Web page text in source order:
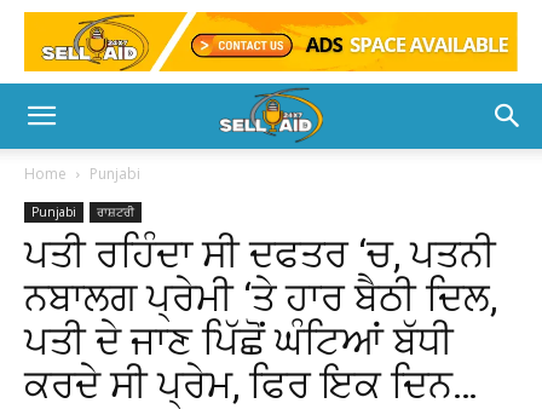
Home Punjabi
Punjabi ਰਾਸ਼ਟਰੀ
ਪਤੀ ਰਹਿੰਦਾ ਸੀ ਦਫਤਰ ‘ਚ, ਪਤਨੀ
ਨਬਾਲਗ ਪ੍ਰੇਮੀ ‘ਤੇ ਹਾਰ ਬੈਠੀ ਦਿਲ,
ਪਤੀ ਦੇ ਜਾਣ ਪਿੱਛੋਂ ਘੰਟਿਆਂ ਬੱਧੀ
ਕਰਦੇ ਸੀ ਪ੍ਰੇਮ, ਫਿਰ ਇਕ ਦਿਨ…